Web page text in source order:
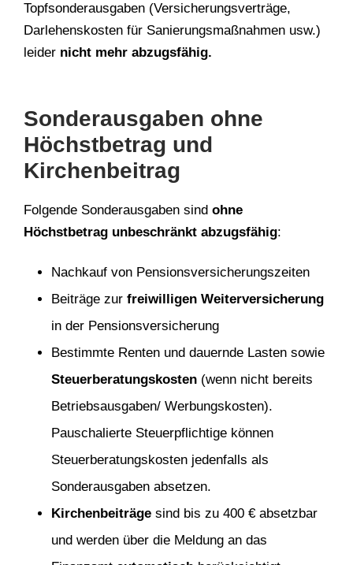
Topfsonderausgaben (Versicherungsverträge,
Darlehenskosten für Sanierungsmaßnahmen usw.)
leider nicht mehr abzugsfähig.
Sonderausgaben ohne
Höchstbetrag und
Kirchenbeitrag
Folgende Sonderausgaben sind ohne
Höchstbetrag unbeschränkt abzugsfähig:
Nachkauf von Pensionsversicherungszeiten
Beiträge zur freiwilligen Weiterversicherung
in der Pensionsversicherung
Bestimmte Renten und dauernde Lasten sowie
Steuerberatungskosten (wenn nicht bereits
Betriebsausgaben/ Werbungskosten).
Pauschalierte Steuerpflichtige können
Steuerberatungskosten jedenfalls als
Sonderausgaben absetzen.
Kirchenbeiträge sind bis zu 400 € absetzbar
und werden über die Meldung an das